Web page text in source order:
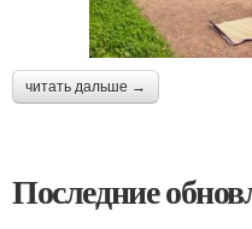
читать дальше →
Последние